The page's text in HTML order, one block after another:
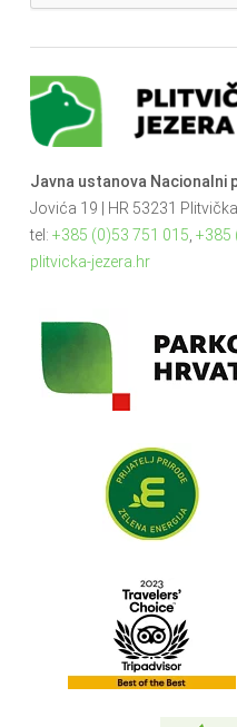
Javna ustanova Nacionalni
Jovića 19 | HR 53231
tel: +385 (0)53 751 015 +385
plitvicka-jezera.hr